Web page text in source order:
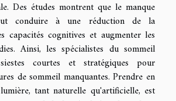
Des études montrent que le manque
conduire à une réduction de la
capacités cognitives et augmenter les
Ainsi, les spécialistes du sommeil
courtes et stratégiques pour
de sommeil manquantes. Prendre en
tant naturelle qu'artificielle, est